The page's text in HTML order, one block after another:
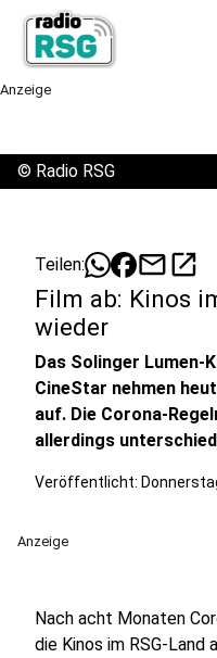
Anzeige
© Radio RSG
Teilen: mailopen_in_new
Film ab: Kinos
wieder
Das Solinger Lumen-
CineStar nehmen
auf. Die Corona-
allerdings
Veröffentlicht:
Anzeige
Nach acht Monaten
die Kinos im RSG-Land